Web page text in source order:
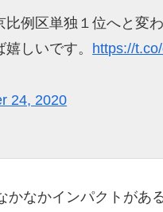
例区単独１位へと変
しいです。 https://
24, 2020
なかインパクトがあ